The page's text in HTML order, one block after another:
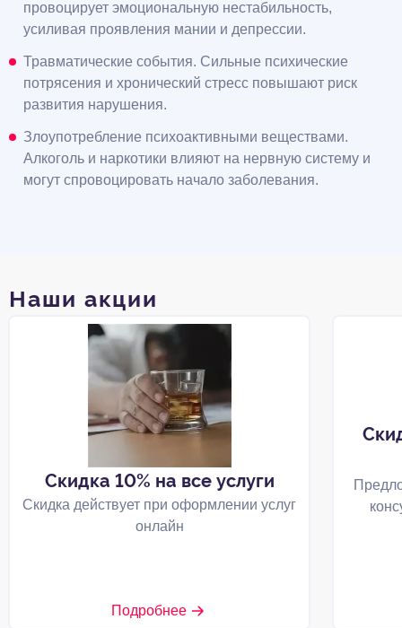
провоцирует эмоциональную нестабильность,
усиливая проявления мании и депрессии.
Травматические события. Сильные психические
потрясения и хронический стресс повышают риск
развития нарушения.
Злоупотребление психоактивными веществами.
Алкоголь и наркотики влияют на нервную систему и
могут спровоцировать начало заболевания.
Наши акции
Скидка 10% на все услуги
Скидка действует при оформлении услуг
онлайн
Подробнее